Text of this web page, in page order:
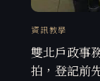
資訊教學
雙北戶政事
拍，登記前